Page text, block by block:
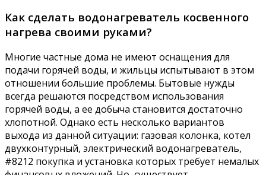
Как сделать водонагреватель косвенного
нагрева своими руками?
Многие частные дома не имеют оснащения для
подачи горячей воды, и жильцы испытывают в этом
отношении большие проблемы. Бытовые нужды
всегда решаются посредством использования
горячей воды, а ее добыча становится достаточно
хлопотной. Однако есть несколько вариантов
выхода из данной ситуации: газовая колонка, котел
двухконтурный, электрический водонагреватель,
#8212 покупка и установка которых требует немалых